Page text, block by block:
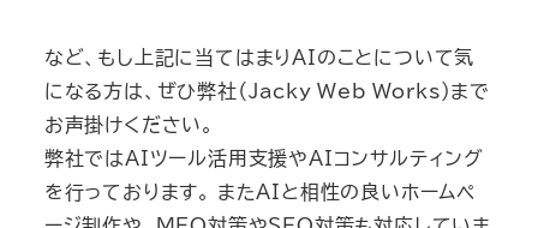
など、もし上記に当てはまりAIのことについて気
になる方は、ぜひ弊社（Jacky Web Works）まで
お声掛けください。
弊社ではAIツール活用支援やAIコンサルティング
を行っております。 またAIと相性の良いホームペ